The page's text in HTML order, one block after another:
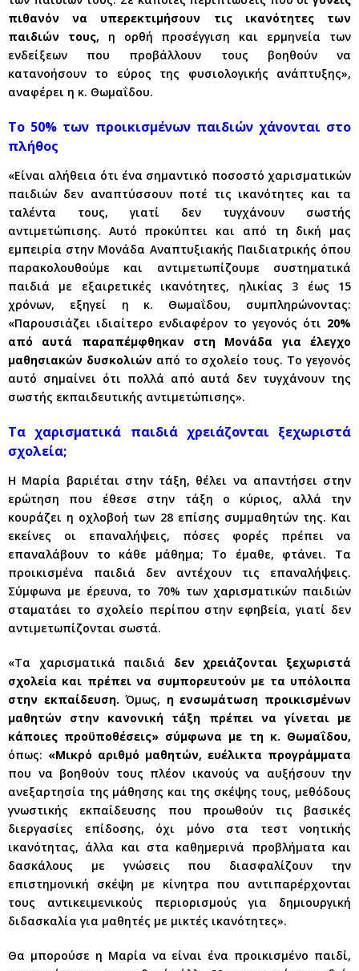
πιθανόν να υπερεκτιμήσουν τις ικανότητες των
παιδιών τους, η ορθή προσέγγιση και ερμηνεία των
ενδείξεων που προβάλλουν τους βοηθούν να
κατανοήσουν το εύρος της φυσιολογικής ανάπτυξης»,
αναφέρει η κ. Θωμαΐδου.
Tο 50% των προικισμένων παιδιών χάνονται στο
πλήθος
«Είναι αλήθεια ότι ένα σημαντικό ποσοστό χαρισματικών
παιδιών δεν αναπτύσσουν ποτέ τις ικανότητες και τα
ταλέντα τους, γιατί δεν τυγχάνουν σωστής
αντιμετώπισης. Αυτό προκύπτει και από τη δική μας
εμπειρία στην Μονάδα Αναπτυξιακής Παιδιατρικής όπου
παρακολουθούμε και αντιμετωπίζουμε συστηματικά
παιδιά με εξαιρετικές ικανότητες, ηλικίας 3 έως 15
χρόνων, εξηγεί η κ. Θωμαΐδου, συμπληρώνοντας:
«Παρουσιάζει ιδιαίτερο ενδιαφέρον το γεγονός ότι 20%
από αυτά παραπέμφθηκαν στη Μονάδα για έλεγχο
μαθησιακών δυσκολιώναπό το σχολείο τους. Το γεγονός
αυτό σημαίνει ότι πολλά από αυτά δεν τυγχάνουν της
σωστής εκπαιδευτικής αντιμετώπισης».
Τα χαρισματικά παιδιά χρειάζονται ξεχωριστά
σχολεία;
Η Μαρία βαριέται στην τάξη, θέλει να απαντήσει στην
ερώτηση που έθεσε στην τάξη ο κύριος, αλλά την
κουράζει η οχλοβοή των 28 επίσης συμμαθητών της. Και
εκείνες οι επαναλήψεις, πόσες φορές πρέπει να
επαναλάβουν το κάθε μάθημα; Το έμαθε, φτάνει. Τα
προικισμένα παιδιά δεν αντέχουν τις επαναλήψεις.
Σύμφωνα με έρευνα, το 70% των χαρισματικών παιδιών
σταματάει το σχολείο περίπου στην εφηβεία, γιατί δεν
αντιμετωπίζονται σωστά.
«Τα χαρισματικά παιδιά δεν χρειάζονται ξεχωριστά
σχολεία και πρέπει να συμπορευτούν με τα υπόλοιπα
στην εκπαίδευση. Όμως, η ενσωμάτωση προικισμένων
μαθητών στην κανονική τάξη πρέπει να γίνεται με
κάποιες προϋποθέσεις» σύμφωνα με τη κ. Θωμαΐδου,
όπως: «Μικρό αριθμό μαθητών, ευέλικτα προγράμματα
που να βοηθούν τους πλέον ικανούς να αυξήσουν την
ανεξαρτησία της μάθησης και της σκέψης τους, μεθόδους
γνωστικής εκπαίδευσης που προωθούν τις βασικές
διεργασίες επίδοσης, όχι μόνο στα τεστ νοητικής
ικανότητας, άλλα και στα καθημερινά προβλήματα και
δασκάλους με γνώσεις που διασφαλίζουν την
επιστημονική σκέψη με κίνητρα που αντιπαρέρχονται
τους αντικειμενικούς περιορισμούς για δημιουργική
διδασκαλία για μαθητές με μικτές ικανότητες».
Θα μπορούσε η Μαρία να είναι ένα προικισμένο παιδί,